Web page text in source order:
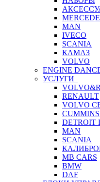
MAN
IVECO
SCANIA
КАМАЗ
VOLVO
ENGINE
УСЛУГИ
RENAULT
VOLVO
CUMMINS
DETROIT
MAN
SCANIA
MB CARS
BMW
DAF